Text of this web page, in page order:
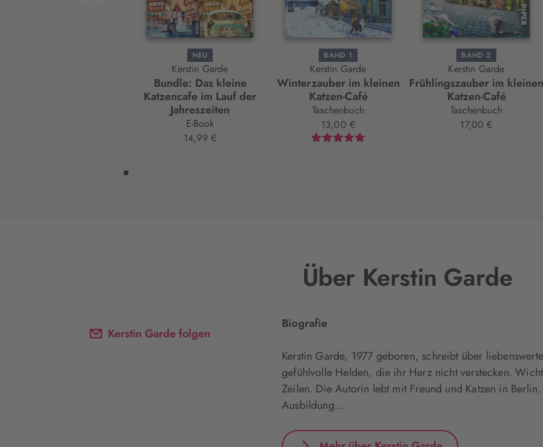
NEU
Kerstin Garde
Bundle: Das kleine
Katzencafe im Lauf der
Jahreszeiten
E-Book
14,99 €
BAND 1
Kerstin Garde
Winterzauber im kleinen
Katzen-Café
Taschenbuch
13,00 €
BAND 2
Kerstin Garde
Frühlingszauber im kleinen
Katzen-Café
Taschenbuch
17,00 €
Über Kerstin Garde
Kerstin Garde folgen
Biografie
Kerstin Garde, 1977 geboren, schreibt über
gefühlvolle Helden, die ihr Herz nicht verstecken.
Zeilen. Die Autorin lebt mit Freund und Katzen in
Ausbildung...